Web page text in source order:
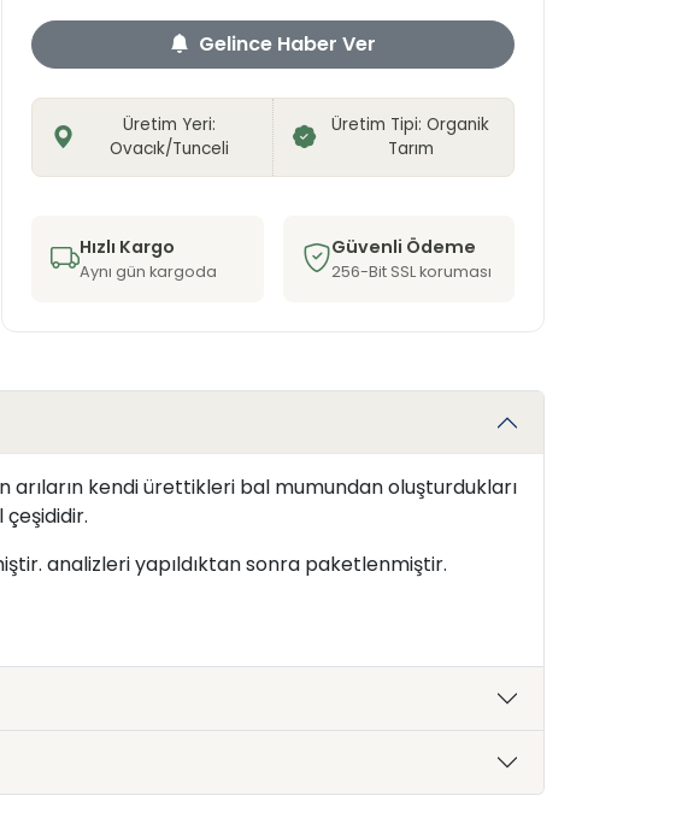
Gelince Haber Ver
Üretim Yeri:
Ovacık/Tunceli
Üretim Tipi: Organik
Tarım
Hızlı Kargo
Aynı gün kargoda
Güvenli Ödeme
256-Bit SSL koruması
arıların kendi ürettikleri bal mumundan oluşturdukları
analizleri yapıldıktan sonra paketlenmiştir.